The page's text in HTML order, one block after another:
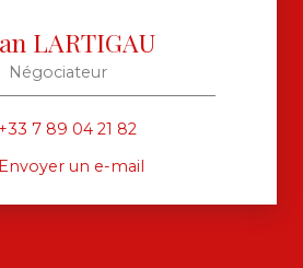
LARTIGAU
Négociateur
+33 7 89 04 21 82
Envoyer un e-mail